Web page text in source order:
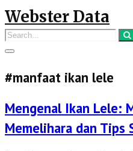
Webster Data
#manfaat ikan lele
Mengenal Ikan Lele:
Memelihara dan Tips